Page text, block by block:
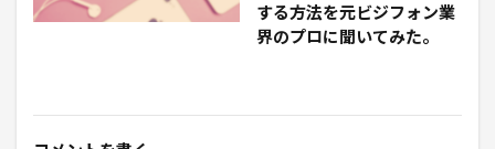
する方法を元ビジフォン業
界のプロに聞いてみた。